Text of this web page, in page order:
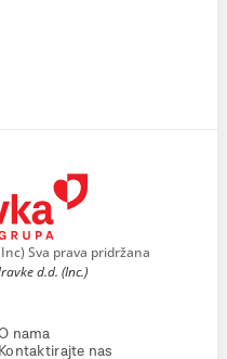
Sva prava pridržana
d.d. (Inc.)
nama
Kontaktirajte nas